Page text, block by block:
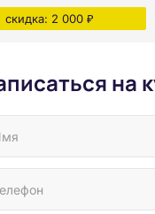
скидка: 2 000 ₽
на